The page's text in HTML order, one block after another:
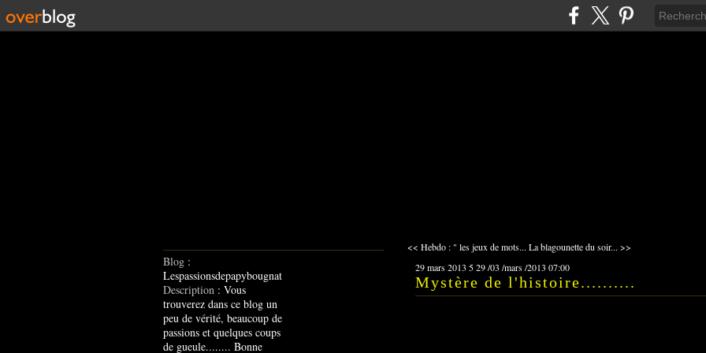
Blog :
Lespassionsdepapybougnat
Description : Vous
trouverez dans ce blog un
peu de vérité, beaucoup de
passions et quelques coups
de gueule........ Bonne
<< Hebdo : " les jeux de mots... La blagounette du soir... >>
29 mars 2013 529/03 /mars/2013 07:00
Mystère de l'histoire..........